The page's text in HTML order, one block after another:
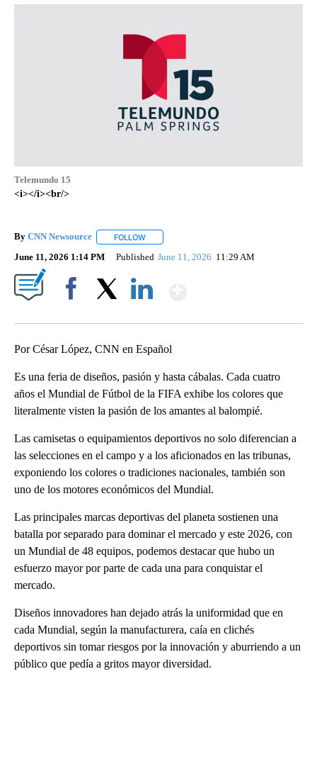
Telemundo 15
<i></i><br/>
By CNN Newsource FOLLOW
June 11, 2026 1:14 PM Published June 11, 2026 11:29 AM
Por César López, CNN en Español
Es una feria de diseños, pasión y hasta cábalas. Cada cuatro
años el Mundial de Fútbol de la FIFA exhibe los colores que
literalmente visten la pasión de los amantes al balompié.
Las camisetas o equipamientos deportivos no solo diferencian a
las selecciones en el campo y a los aficionados en las tribunas,
exponiendo los colores o tradiciones nacionales, también son
uno de los motores económicos del Mundial.
Las principales marcas deportivas del planeta sostienen una
batalla por separado para dominar el mercado y este 2026, con
un Mundial de 48 equipos, podemos destacar que hubo un
esfuerzo mayor por parte de cada una para conquistar el
mercado.
Diseños innovadores han dejado atrás la uniformidad que en
cada Mundial, según la manufacturera, caía en clichés
deportivos sin tomar riesgos por la innovación y aburriendo a un
público que pedía a gritos mayor diversidad.